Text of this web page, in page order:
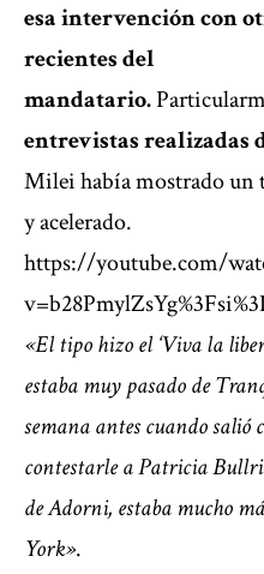
esa intervención con
recientes del
mandatario.
entrevistas realizadas
Milei había mostrado un
y acelerado.
https://youtube.com/
«El tipo hizo el ‘Viva la
estaba muy pasado de
semana antes cuando
contestarle a Patricia
de Adorni, estaba mucho
York».